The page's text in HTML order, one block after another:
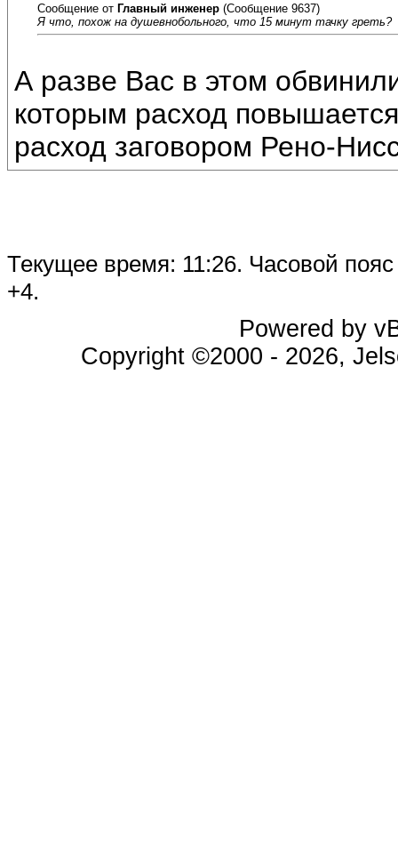
Сообщение от Главный инженер (Сообщение 9637)
Я что, похож на душевнобольного, что 15 минут тачку греть?
А разве Вас в этом
которым расход
расход заговором Рено-
Текущее время: 11:26. Часовой
+4.
Powered by
Copyright ©2000 - 2026,